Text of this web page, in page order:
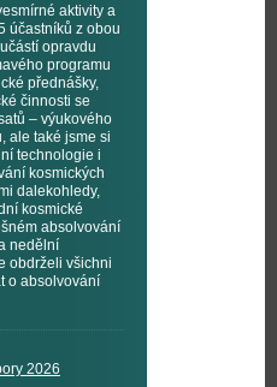
aktivity a
účastníků z obou
opravdu
programu
přednášky,
činnosti se
– výukového
ale také jsme si
technologie i
kosmických
dalekohledy,
kosmické
absolvování
nedělní
obdrželi všichni
o absolvování
2026